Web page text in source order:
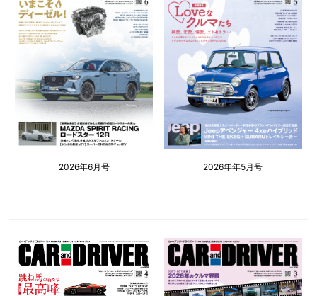
2026年6月号 2026年年5月号